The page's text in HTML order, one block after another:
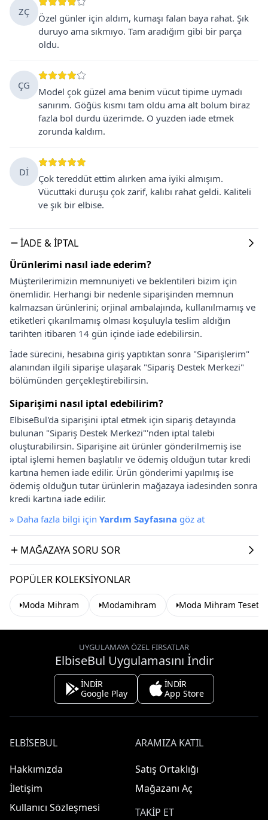
ZÇ
Özel günler için aldım, kumaşı falan baya rahat. Şık
duruyo ama sıkmıyo. Tam aradığım gibi bir parça
oldu.
ÇG
Model çok güzel ama benim vücut tipime uymadı
sanırım. Göğüs kısmı tam oldu ama alt bolum biraz
fazla bol durdu üzerimde. O yuzden iade etmek
zorunda kaldım.
Dİ
Çok tereddüt ettim alırken ama iyiki almışım.
Vücuttaki duruşu çok zarif, kalıbı rahat geldi. Kaliteli
ve şık bir elbise.
İADE & İPTAL
Ürünlerimi nasıl iade ederim?
Müşterilerimizin memnuniyeti ve beklentileri bizim için
önemlidir. Herhangi bir nedenle siparişinden memnun
kalmazsan ürünlerini; orjinal ambalajında, kullanılmamış ve
etiketleri çıkarılmamış olması koşuluyla teslim aldığın
tarihten itibaren 14 gün içinde iade edebilirsin.
İade sürecini, hesabına giriş yaptıktan sonra "Siparişlerim"
alanından ilgili siparişe ulaşarak "Sipariş Destek Merkezi"
bölümünden gerçekleştirebilirsin.
Siparişimi nasıl iptal edebilirim?
ElbiseBul'da siparişini iptal etmek için sipariş detayında
bulunan "Sipariş Destek Merkezi"'nden iptal talebi
oluşturabilirsin. Siparişine ait ürünler gönderilmemiş ise
iptal işlemi hemen başlatılır ve ödemiş olduğun tutar kredi
kartına hemen iade edilir. Ürün gönderimi yapılmış ise
ödemiş olduğun tutar ürünlerin mağazaya iadesinden sonra
kredi kartına iade edilir.
» Daha fazla bilgi için Yardım Sayfasına göz at
MAĞAZAYA SORU SOR
POPÜLER KOLEKSIYONLAR
Moda Mihram Modamihram Moda Mihram
UYGULAMAYA ÖZEL FIRSATLAR
ElbiseBul Uygulamasını İndir
İNDİR
Google Play
İNDİR
App Store
ELBISEBUL
Hakkımızda
İletişim
Kullanıcı Sözleşmesi
ARAMIZA KATIL
Satış Ortaklığı
Mağazanı Aç
TAKIP ET